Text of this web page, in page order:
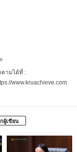
ามได้ที่ :
www.kruachieve.com
ผู้เขียน